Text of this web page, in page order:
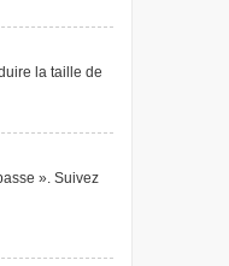
la taille de
». Suivez